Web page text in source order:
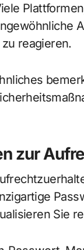
reagieren.
zur
Sie